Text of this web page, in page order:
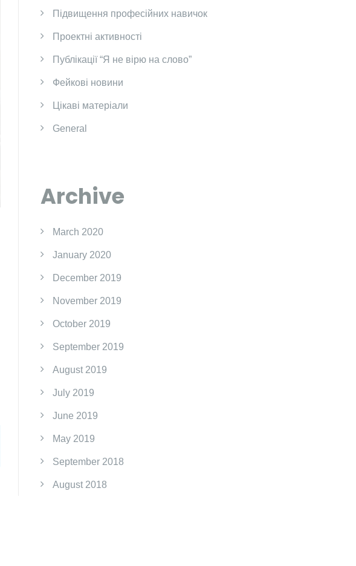
Підвищення професійних навичок
Проектні активності
Публікації “Я не вірю на слово”
Фейкові новини
Цікаві матеріали
General
Archive
March 2020
January 2020
December 2019
November 2019
October 2019
September 2019
August 2019
July 2019
June 2019
May 2019
September 2018
August 2018